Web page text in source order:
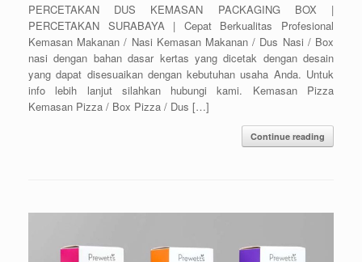
PERCETAKAN DUS KEMASAN PACKAGING BOX |
PERCETAKAN SURABAYA | Cepat Berkualitas Profesional
Kemasan Makanan / Nasi Kemasan Makanan / Dus Nasi / Box
nasi dengan bahan dasar kertas yang dicetak dengan desain
yang dapat disesuaikan dengan kebutuhan usaha Anda. Untuk
info lebih lanjut silahkan hubungi kami. Kemasan Pizza
Kemasan Pizza / Box Pizza / Dus […]
Continue reading